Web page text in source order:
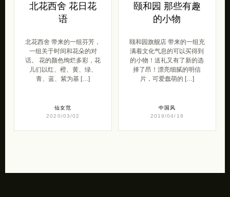
北花西舍 花日花
语
北花西舍 带来的一组芬芳，
一组关于时间和花朵的对
话。 花的颜色绚烂多彩，花
儿们以红、橙、黄、绿、
青、蓝、紫为基 […]
仙女范
2020/03/02
颐和园 那些有趣
的小物
颐和园旗舰店 带来的一组充
满着文化气息的可以买得到
的小物！送礼又有了新的选
择了昂！漂亮细腻的明信
片，可爱蠢萌的 […]
中国风
2019/04/19